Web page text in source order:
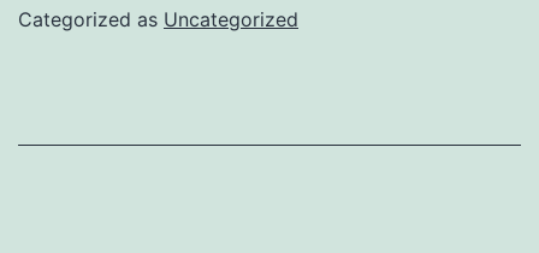
Categorized as Uncategorized